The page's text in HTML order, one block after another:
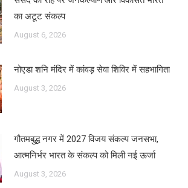
का अटूट संकल्प
August 6, 2026
नोएडा शनि मंदिर में कांवड़ सेवा शिविर में सहभागिता
August 3, 2026
गौतमबुद्ध नगर में 2027 विजय संकल्प जनसभा,
आत्मनिर्भर भारत के संकल्प को मिली नई ऊर्जा
August 3, 2026